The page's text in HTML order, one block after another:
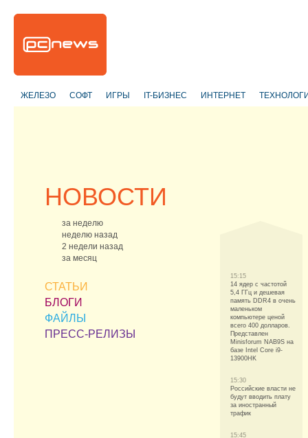
ЖЕЛЕЗО СОФТ ИГРЫ IT-БИЗНЕС ИНТЕРНЕТ
НОВОСТИ
за неделю
неделю назад
2 недели назад
за месяц
СТАТЬИ
БЛОГИ
ФАЙЛЫ
ПРЕСС-РЕЛИЗЫ
15:15
14 ядер с частотой
5,4 ГГц и дешевая
память DDR4 в очень
маленьком
компьютере ценой
всего 400 долларов.
Представлен
Minisforum NAB9S на
базе Intel Core i9-
13900HK
15:30
Российские власти не
будут вводить плату
за иностранный
трафик
15:45